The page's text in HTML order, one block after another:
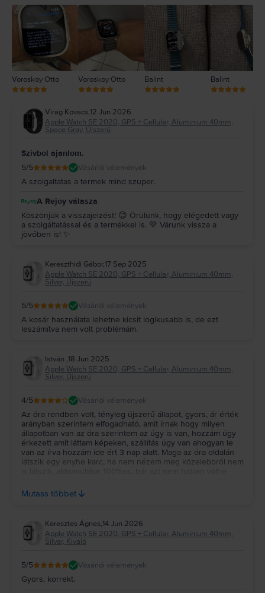
Voroskoy Otto Voroskoy Otto Balint Balint
Virag Kovacs,12 Jun 2026
Apple Watch SE 2020, GPS + Cellular, Aluminium 40mm,
Space Gray, Újszerű
Szivbol ajanlom.
5/5 Vásárlói vélemények
A szolgaltatas a termek mind szuper.
A Rejoy válasza
Köszönjük a visszajelzést! 😊 Örülünk, hogy elégedett vagy
a szolgáltatással és a termékkel is. 💚 Várunk vissza a
jövőben is! ✨
Kereszthidi Gábor,17 Sep 2025
Apple Watch SE 2020, GPS + Cellular, Aluminium 40mm,
Silver, Újszerű
5/5 Vásárlói vélemények
A kosár használata lehetne kicsit logikusabb is, de ezt
leszámítva nem volt problémám.
István ,18 Jun 2025
Apple Watch SE 2020, GPS + Cellular, Aluminium 40mm,
Silver, Újszerű
4/5 Vásárlói vélemények
Az óra rendben volt, tényleg újszerű állapot, gyors, ár érték
arányban szerintem elfogadható, amit írnak hogy milyen
állapotban van az óra szerintem az úgy is van, hozzám úgy
érkezett amit láttam képeken, szállítás úgy van ahogyan le
van az írva hozzám ide ért 3 nap alatt. Maga az óra oldalán
látszik egy enyhe karc, ha nem nézem meg közelebbről nem
feltöltöttem 100%ra ma néztem már 60% volt úgy hogy nem
is használom itthol van, ettől azért kicsit félek mi lesz ha
eléggé gyenge minőségű számomra, amikor fel raktam ki is
jött belőle valami kis vasszerű dolog. Csomagolása egy
papírban érkezik alatta légbuborékos fóliával körbe tekerve
maga a doboz amiben mar az óra van, egy mágneses
valamivel erősebb is én úgy gondolom mivel csak egy
márkás óra van benne ami nem 10 000 Ft, de ettől
függetlenül 10-ből egy 7 adok rá azért.
Mutass többet
Keresztes Ágnes,14 Jun 2026
Apple Watch SE 2020, GPS + Cellular, Aluminium 40mm,
Silver, Kiváló
5/5 Vásárlói vélemények
Gyors, korrekt.